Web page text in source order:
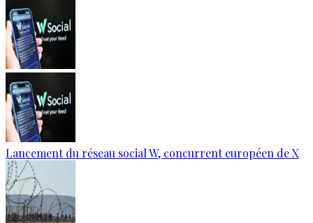
Lancement du réseau social W, concurrent européen de X